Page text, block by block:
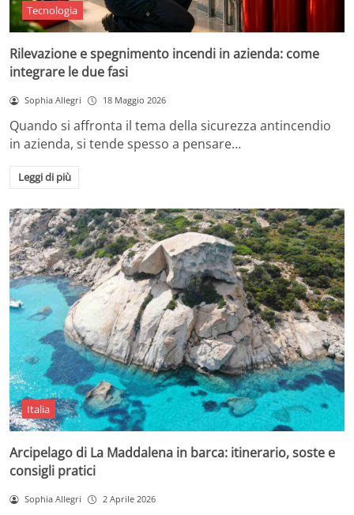
Tecnologia
Rilevazione e spegnimento incendi in azienda: come
integrare le due fasi
Sophia Allegri 18 Maggio 2026
Quando si affronta il tema della sicurezza antincendio
in azienda, si tende spesso a pensare…
Leggi di più
Italia
Arcipelago di La Maddalena in barca: itinerario, soste e
consigli pratici
Sophia Allegri 2 Aprile 2026